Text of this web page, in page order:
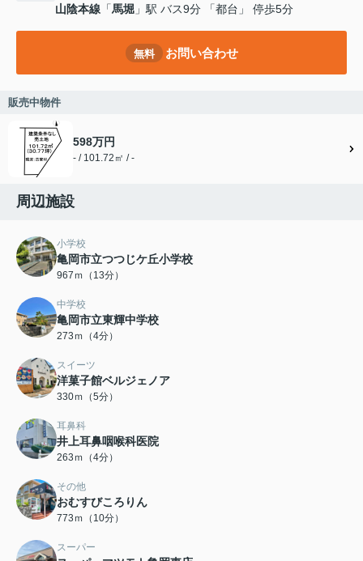
山陰本線 「馬堀 」駅 バス9分 「都台」 停歩5分
無料 お問い合わせ
販売中物件
598万円
- / 101.72㎡ / -
周辺施設
小学校
亀岡市立つつじケ丘小学校
967ｍ（13分）
中学校
亀岡市立東輝中学校
273ｍ（4分）
スイーツ
洋菓子館ベルジェノア
330ｍ（5分）
耳鼻科
井上耳鼻咽喉科医院
263ｍ（4分）
その他
おむすびころりん
773ｍ（10分）
スーパー